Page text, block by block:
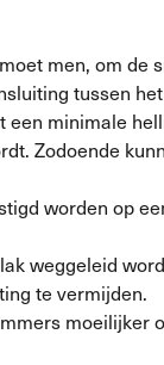
men, om de
tussen
minimale
Zodoende
worden op
weggeleid
te vermijden.
moeilijker